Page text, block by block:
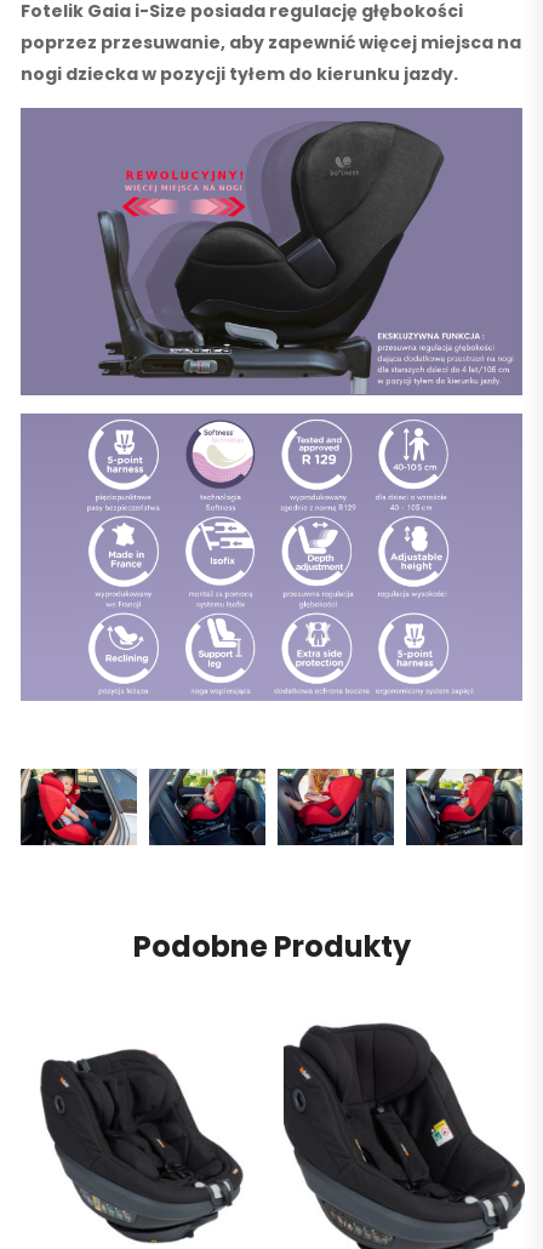
Fotelik Gaia i-Size posiada regulację głębokości
poprzez przesuwanie, aby zapewnić więcej miejsca na
nogi dziecka w pozycji tyłem do kierunku jazdy.
Podobne Produkty